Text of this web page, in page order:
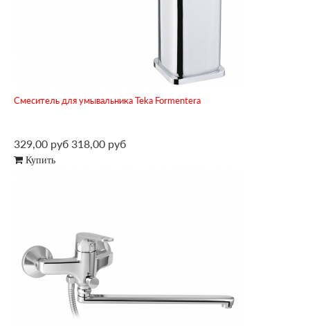
Смеситель для умывальника Teka Formentera
329,00 руб 318,00 руб
Купить